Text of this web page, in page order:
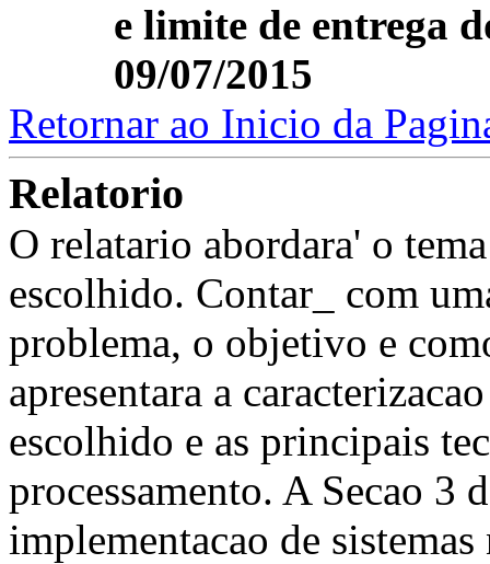
e limite de entrega
09/07/2015
Retornar ao Inicio da
Relatorio
O relatario abordara' o
escolhido. Contar_ com
problema, o objetivo e
apresentara a
escolhido e as principais
processamento. A Secao 3
implementacao de